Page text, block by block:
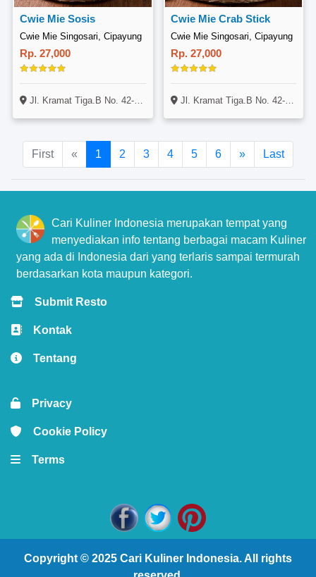
Cwie Mie Sosis
Cwie Mie Singosari, Cipayung
Rp. 27,000
Jl. Kramat Tiga.B No. 42-F, Cipayung, Jakarta
Cwie Mie Crab Stick
Cwie Mie Singosari, Cipayung
Rp. 27,000
Jl. Kramat Tiga.B No. 42-F, Cipayung, Jakarta
First « 1 2 3 4 5 6 » Last
Cari Kuliner Indonesia merupakan tempat yang
menyediakan info tentang berbagai macam Kuliner
yang ada di Indonesia dari yang terlaris sampai termurah
berdasarkan kota maupun kategori.
Submit Resto
Kontak
Tentang
Privacy
Cookie Policy
Terms
Copyright © 2025 Cari Kuliner Indonesia. All rights